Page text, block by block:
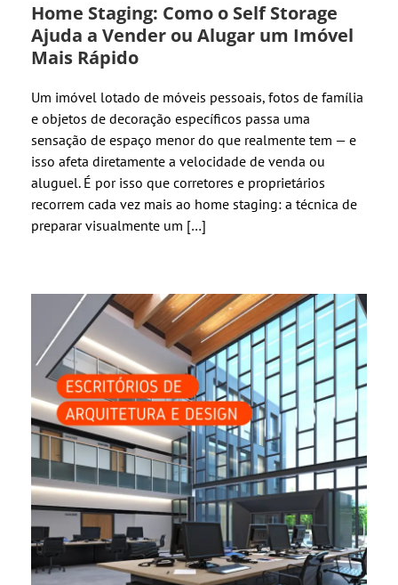
Home Staging: Como o Self Storage
Ajuda a Vender ou Alugar um Imóvel
Mais Rápido
Um imóvel lotado de móveis pessoais, fotos de família
e objetos de decoração específicos passa uma
sensação de espaço menor do que realmente tem — e
isso afeta diretamente a velocidade de venda ou
aluguel. É por isso que corretores e proprietários
recorrem cada vez mais ao home staging: a técnica de
preparar visualmente um […]